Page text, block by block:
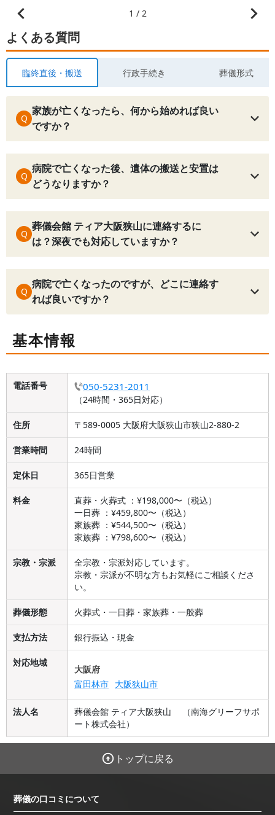
1 / 2
よくある質問
臨終直後・搬送 行政手続き 葬儀形式
Q
家族が亡くなったら、何から始めれば良い
ですか？
Q
病院で亡くなった後、遺体の搬送と安置は
どうなりますか？
Q
葬儀会館 ティア大阪狭山に連絡するに
は？深夜でも対応していますか？
Q
病院で亡くなったのですが、どこに連絡す
れば良いですか？
基本情報
電話番号 050-5231-2011
（24時間・365日対応）
住所 〒589-0005 大阪府大阪狭山市狭山2-880-2
営業時間 24時間
定休日 365日営業
料金
直葬・火葬式 ：¥198,000〜（税込）
一日葬 ：¥459,800〜（税込）
家族葬 ：¥544,500〜（税込）
家族葬 ：¥798,600〜（税込）
宗教・宗派
全宗教・宗派対応しています。
宗教・宗派が不明な方もお気軽にご相談くださ
い。
葬儀形態 火葬式・一日葬・家族葬・一般葬
支払方法 銀行振込・現金
対応地域
大阪府
富田林市 大阪狭山市
法人名
葬儀会館 ティア大阪狭山 （南海グリーフサポ
ート株式会社）
トップに戻る
葬儀の口コミについて